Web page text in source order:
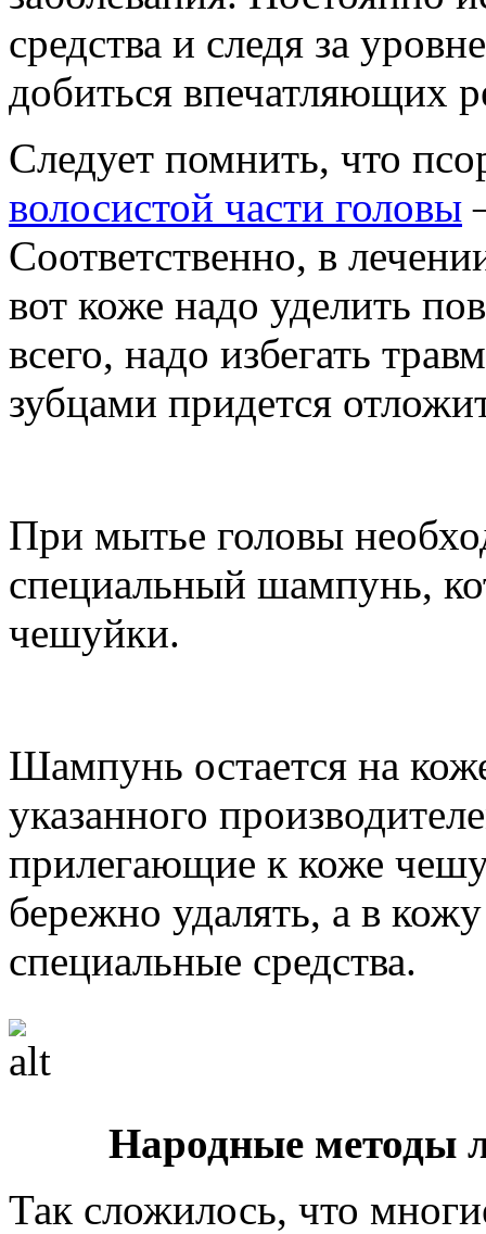
средства и следя за
добиться впечатляющих
Следует помнить, что
волосистой части головы
Соответственно, в
вот коже надо уделить
всего, надо избегать
зубцами придется
При мытье головы
специальный шампунь,
чешуйки.
Шампунь остается на
указанного
прилегающие к коже
бережно удалять, а в
специальные средства.
Народные методы
Так сложилось, что